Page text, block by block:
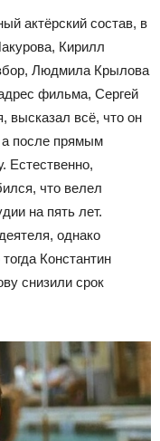
актёрский состав, в
Кирилл
Людмила Крылова
фильма, Сергей
высказал всё, что он
а после прямым
Естественно,
что велел
на пять лет.
однако
Константин
снизили срок